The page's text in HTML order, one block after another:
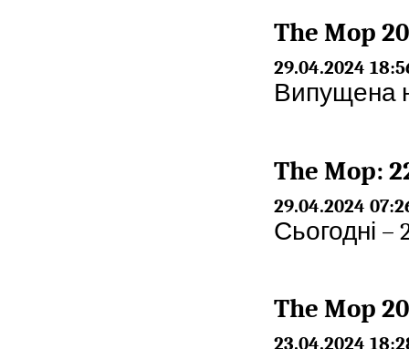
The Mop
29.04.2024
Випущена
The Mop:
29.04.2024
Сьогодні –
The Mop
23.04.2024